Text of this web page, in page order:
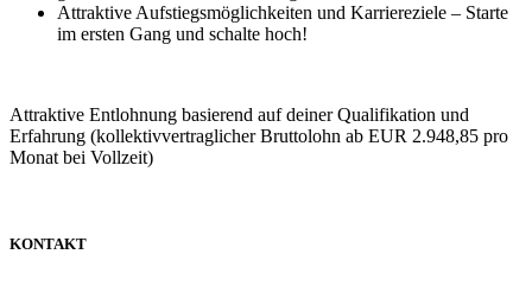
Attraktive Aufstiegsmöglichkeiten und Karriereziele – Starte
im ersten Gang und schalte hoch!
Attraktive Entlohnung basierend auf deiner Qualifikation und
Erfahrung (kollektivvertraglicher Bruttolohn ab EUR 2.948,85 pro
Monat bei Vollzeit)
KONTAKT